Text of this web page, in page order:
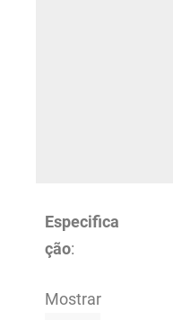
Especifica
ção:
Mostrar